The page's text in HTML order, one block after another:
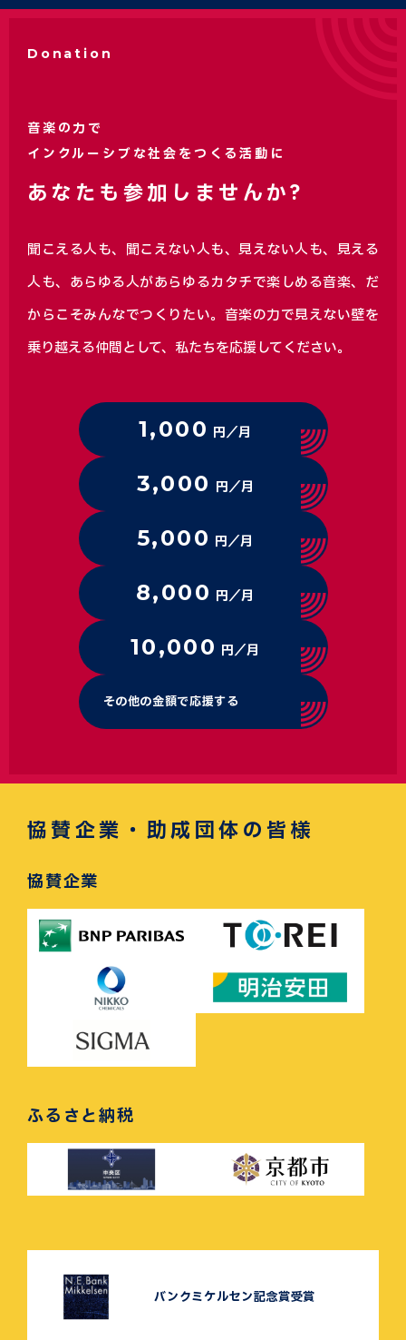
Donation
音楽の力で
インクルーシブな社会をつくる活動に
あなたも参加しませんか?
聞こえる人も、聞こえない人も、見えない人も、見える
人も、あらゆる人があらゆるカタチで楽しめる音楽、 だ
からこそみんなでつくりたい。音楽の力で見えない壁を
乗り越える仲間として、私たちを応援してください。
1,000 円／月
3,000 円／月
5,000 円／月
8,000 円／月
10,000 円／月
その他の金額で応援する
協賛企業・助成団体の皆様
協賛企業
ふるさと納税
バンクミケルセン記念賞受賞